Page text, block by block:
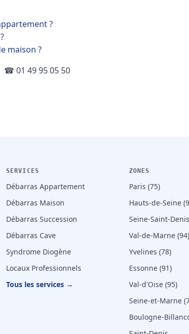
?
maison ?
☎ 01 49 95 05 50
SERVICES
Débarras Appartement
Débarras Maison
Débarras Succession
Débarras Cave
Syndrome Diogène
Locaux Professionnels
Tous les services →
ZONES
Paris (75)
Hauts-de-Seine
Seine-Saint-
Val-de-Marne (94)
Yvelines (78)
Essonne (91)
Val-d'Oise (95)
Seine-et-Marne
Boulogne-